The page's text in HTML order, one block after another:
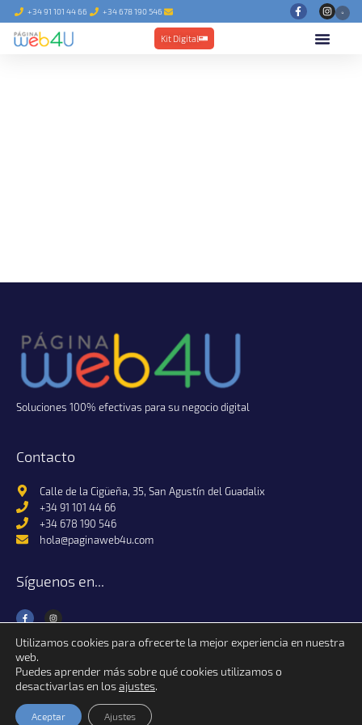
+34 91 101 44 66 +34 678 190 546
Kit Digital
Soluciones 100% efectivas para su negocio digital
Contacto
Calle de la Cigüeña, 35, San Agustín del Guadalix
+34 91 101 44 66
+34 678 190 546
hola@paginaweb4u.com
Síguenos en...
Página Web 4U © 2024 Alfa Raster S.L. | Todos los derechos reservados.
Condiciones de uso, políticas de privacidad y cookies
Utilizamos cookies para ofrecerte la mejor experiencia en nuestra
web.
Puedes aprender más sobre qué cookies utilizamos o
desactivarlas en losajustes.
Aceptar Ajustes